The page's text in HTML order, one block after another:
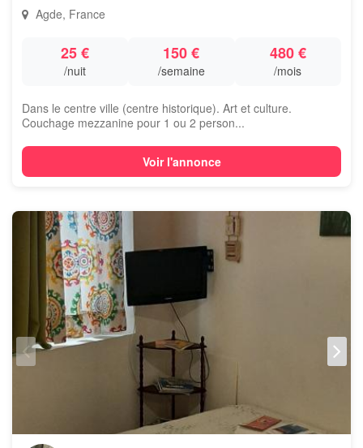
Agde, France
25 €
/nuit
150 €
/semaine
480 €
/mois
Dans le centre ville (centre historique). Art et culture.
Couchage mezzanine pour 1 ou 2 person...
Voir l'annonce